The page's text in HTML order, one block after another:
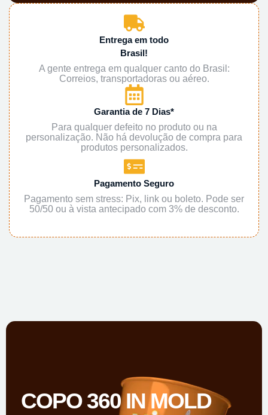
Entrega em todo
Brasil!
A gente entrega em qualquer canto do Brasil:
Correios, transportadoras ou aéreo.
Garantia de 7 Dias*
Para qualquer defeito no produto ou na
personalização. Não há devolução de compra para
produtos personalizados.
Pagamento Seguro
Pagamento sem stress: Pix, link ou boleto. Pode ser
50/50 ou à vista antecipado com 3% de desconto.
COPO 360 IN MOLD